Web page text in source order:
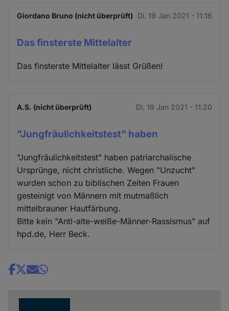
Giordano Bruno (nicht überprüft) Di. 19 Jan 2021 - 11:16
Das finsterste Mittelalter
Das finsterste Mittelalter lässt Grüßen!
A.S. (nicht überprüft) Di. 19 Jan 2021 - 11:20
"Jungfräulichkeitstest" haben
"Jungfräulichkeitstest" haben patriarchalische
Ursprünge, nicht christliche. Wegen "Unzucht"
wurden schon zu biblischen Zeiten Frauen
gesteinigt von Männern mit mutmaßlich
mittelbrauner Hautfärbung.
Bitte kein "Anti-alte-weiße-Männer-Rassismus" auf
hpd.de, Herr Beck.
Share